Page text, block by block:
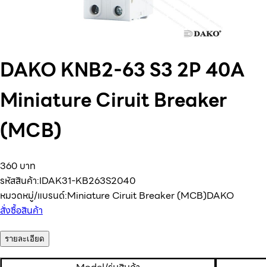
DAKO KNB2-63 S3 2P 40A
Miniature Ciruit Breaker
(MCB)
360 บาท
รหัสสินค้า:IDAK31-KB263S2040
หมวดหมู่/แบรนด์:Miniature Ciruit Breaker (MCB)DAKO
สั่งซื้อสินค้า
รายละเอียด